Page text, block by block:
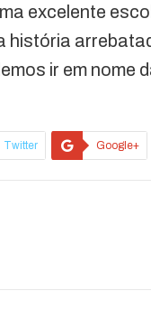
excelente
história
ir em nome
Twitter Google+